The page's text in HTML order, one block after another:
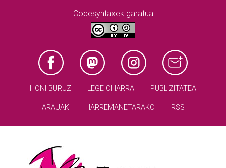
Codesyntaxek garatua
HONI BURUZ LEGE OHARRA PUBLIZITATEA
ARAUAK HARREMANETARAKO RSS